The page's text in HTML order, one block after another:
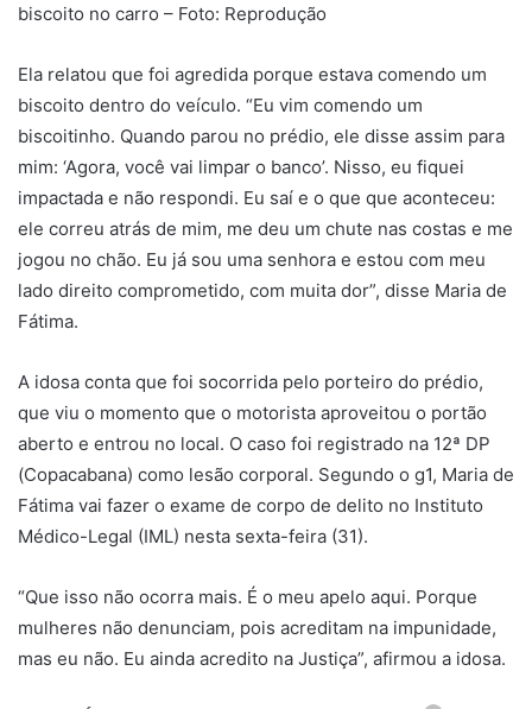
biscoito no carro – Foto: Reprodução
Ela relatou que foi agredida porque estava comendo um
biscoito dentro do veículo. “Eu vim comendo um
biscoitinho. Quando parou no prédio, ele disse assim para
mim: ‘Agora, você vai limpar o banco’. Nisso, eu fiquei
impactada e não respondi. Eu saí e o que que aconteceu:
ele correu atrás de mim, me deu um chute nas costas e me
jogou no chão. Eu já sou uma senhora e estou com meu
lado direito comprometido, com muita dor”, disse Maria de
Fátima.
A idosa conta que foi socorrida pelo porteiro do prédio,
que viu o momento que o motorista aproveitou o portão
aberto e entrou no local. O caso foi registrado na 12ª DP
(Copacabana) como lesão corporal. Segundo o g1, Maria de
Fátima vai fazer o exame de corpo de delito no Instituto
Médico-Legal (IML) nesta sexta-feira (31).
“Que isso não ocorra mais. É o meu apelo aqui. Porque
mulheres não denunciam, pois acreditam na impunidade,
mas eu não. Eu ainda acredito na Justiça”, afirmou a idosa.